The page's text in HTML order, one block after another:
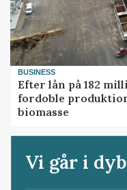
BUSINESS
Efter lån på 182
fordoble
biomasse
Vi går i